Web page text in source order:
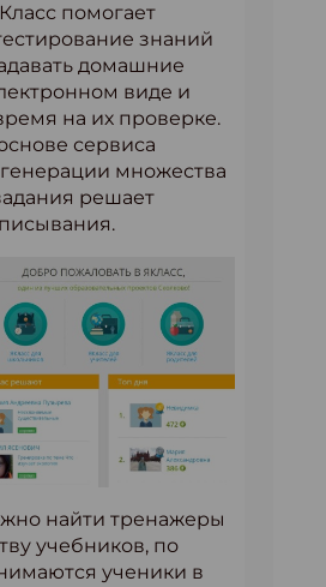
помогает
знаний
домашние
виде и
на их проверке.
сервиса
множества
решает
найти тренажеры
учебников, по
ученики в